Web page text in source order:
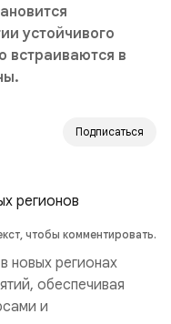
устойчивого
встраиваются в
Подписаться
чтобы комментировать.
новых регионах
обеспечивая
и